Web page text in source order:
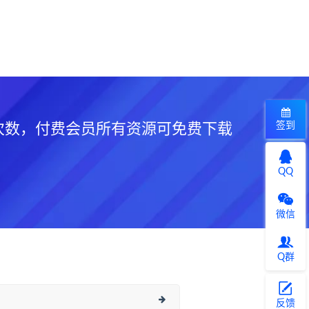
，付费会员所有资源可免费下载 签到
QQ
微信
Q群
反馈